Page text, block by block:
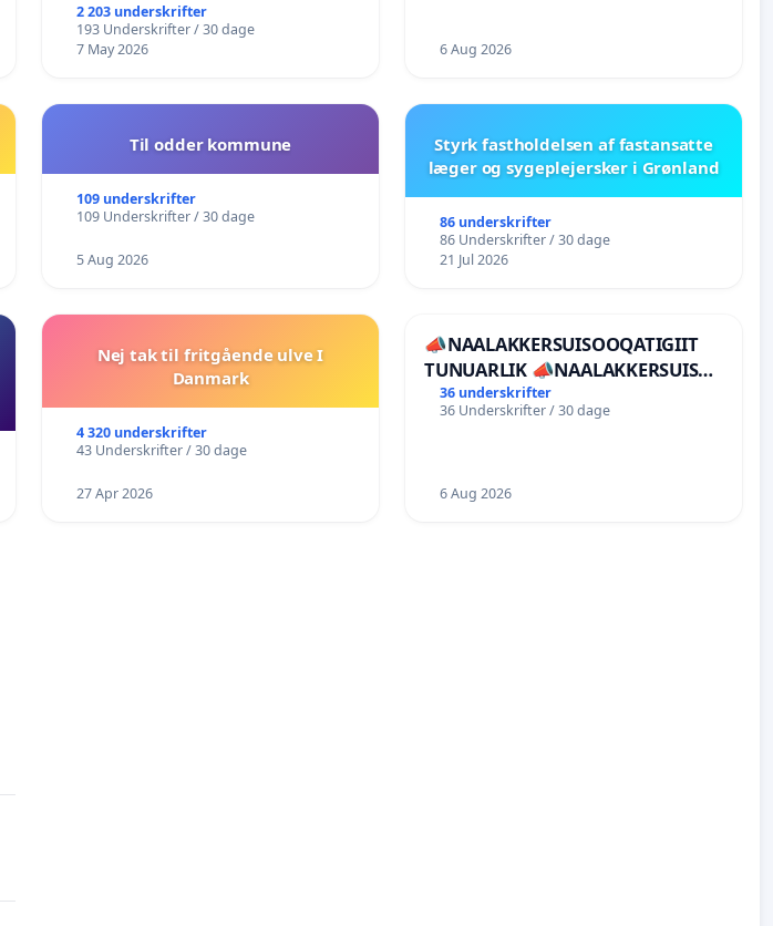
2 203 underskrifter
193 Underskrifter / 30 dage
7 May 2026
6 Aug 2026
Til odder kommune
109 underskrifter
109 Underskrifter / 30 dage
5 Aug 2026
Styrk fastholdelsen af fastansatte
læger og sygeplejersker i Grønland
86 underskrifter
86 Underskrifter / 30 dage
21 Jul 2026
Nej tak til fritgående ulve I
Danmark
4 320 underskrifter
43 Underskrifter / 30 dage
27 Apr 2026
📣NAALAKKERSUISOOQATIGIIT
TUNUARLIK 📣NAALAKKERSUISUT
BØR TRÆKKE SIG TILBAGE
36 underskrifter
36 Underskrifter / 30 dage
6 Aug 2026